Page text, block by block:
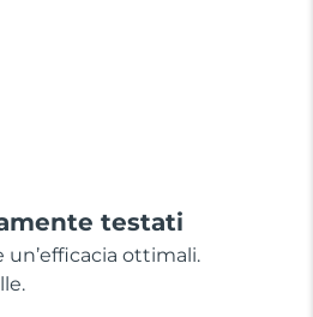
testati
un’efficacia ottimali.